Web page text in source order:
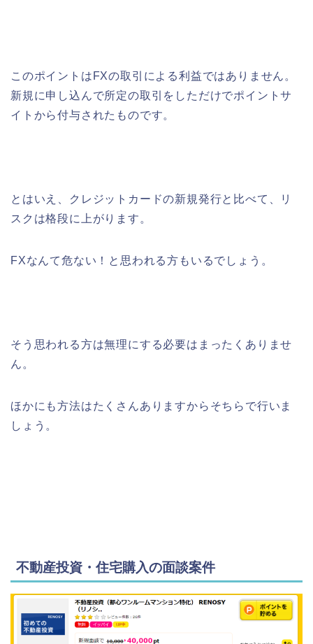
このポイントはFXの取引による利益ではありません。
新規に申し込んで所定の取引をしただけでポイントサ
イトから付与されたものです。
とはいえ、クレジットカードの新規発行と比べて、リ
スクは格段に上がります。
FXなんて危ない！と思われる方もいるでしょう。
そう思われる方は無理にする必要はまったくありませ
ん。
ほかにも方法はたくさんありますからそちらで行いま
しょう。
不動産投資・住宅購入の面談案件